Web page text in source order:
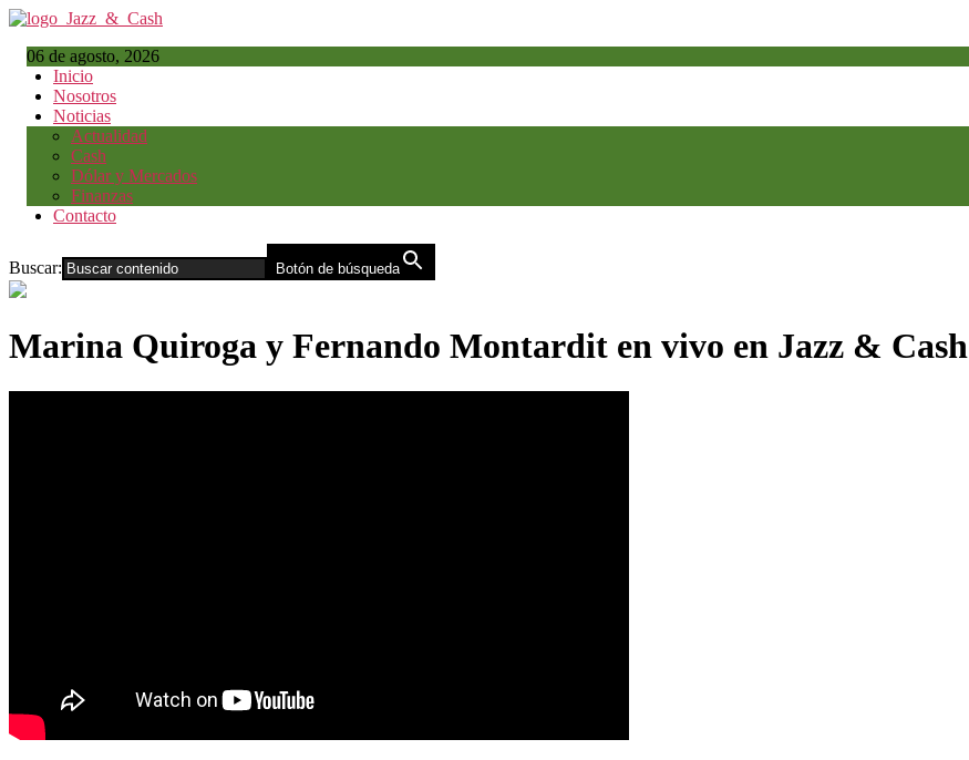
06 de agosto, 2026
Inicio
Nosotros
Noticias
Actualidad
Cash
Dólar y Mercados
Finanzas
Contacto
Buscar: Botón de búsqueda
Marina Quiroga y Fernando Montardit en vivo en Jazz & Cash